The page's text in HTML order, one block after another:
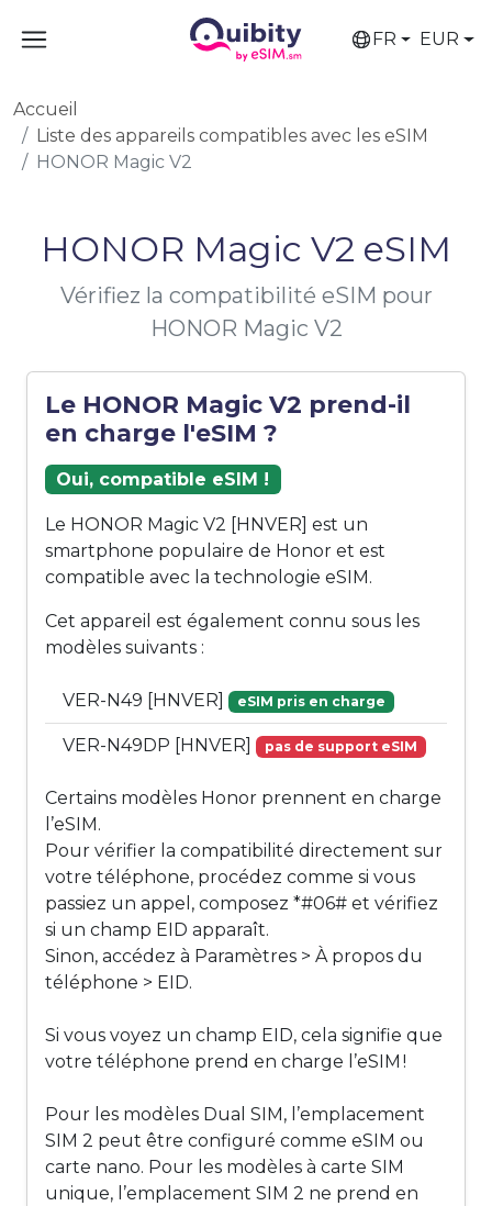
FR EUR
Accueil
Liste des appareils compatibles avec les eSIM
HONOR Magic V2
HONOR Magic V2 eSIM
Vérifiez la compatibilité eSIM pour
HONOR Magic V2
Le HONOR Magic V2 prend-il
en charge l'eSIM ?
Oui, compatible eSIM !
Le HONOR Magic V2 [HNVER] est un
smartphone populaire de Honor et est
compatible avec la technologie eSIM.
Cet appareil est également connu sous les
modèles suivants :
VER-N49 [HNVER] eSIM pris en charge
VER-N49DP [HNVER] pas de support eSIM
Certains modèles Honor prennent en charge
l’eSIM.
Pour vérifier la compatibilité directement sur
votre téléphone, procédez comme si vous
passiez un appel, composez *#06# et vérifiez
si un champ EID apparaît.
Sinon, accédez à Paramètres > À propos du
téléphone > EID.
Si vous voyez un champ EID, cela signifie que
votre téléphone prend en charge l’eSIM !
Pour les modèles Dual SIM, l’emplacement
SIM 2 peut être configuré comme eSIM ou
carte nano. Pour les modèles à carte SIM
unique, l’emplacement SIM 2 ne prend en